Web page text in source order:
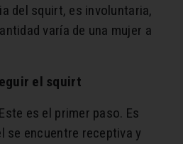
del squirt, es involuntaria,
varía de una mujer a
el squirt
Este es el primer paso. Es
se encuentre receptiva y